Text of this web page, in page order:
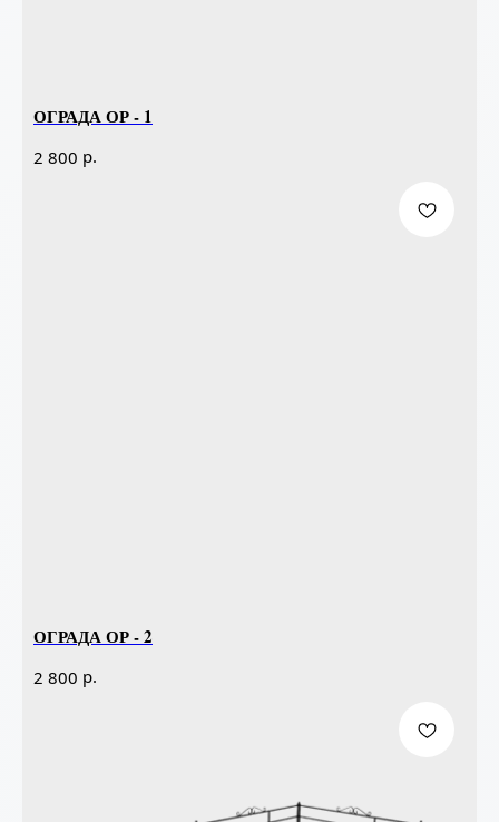
ОГРАДА ОР - 1
2 800 р.
ОГРАДА ОР - 2
2 800 р.